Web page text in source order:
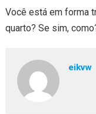
Você está em forma
quarto? Se sim,
eikvw